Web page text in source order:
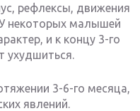
рефлексы, движения
некоторых малышей
и к концу 3-го
ухудшиться.
3-6-го месяца,
явлений.